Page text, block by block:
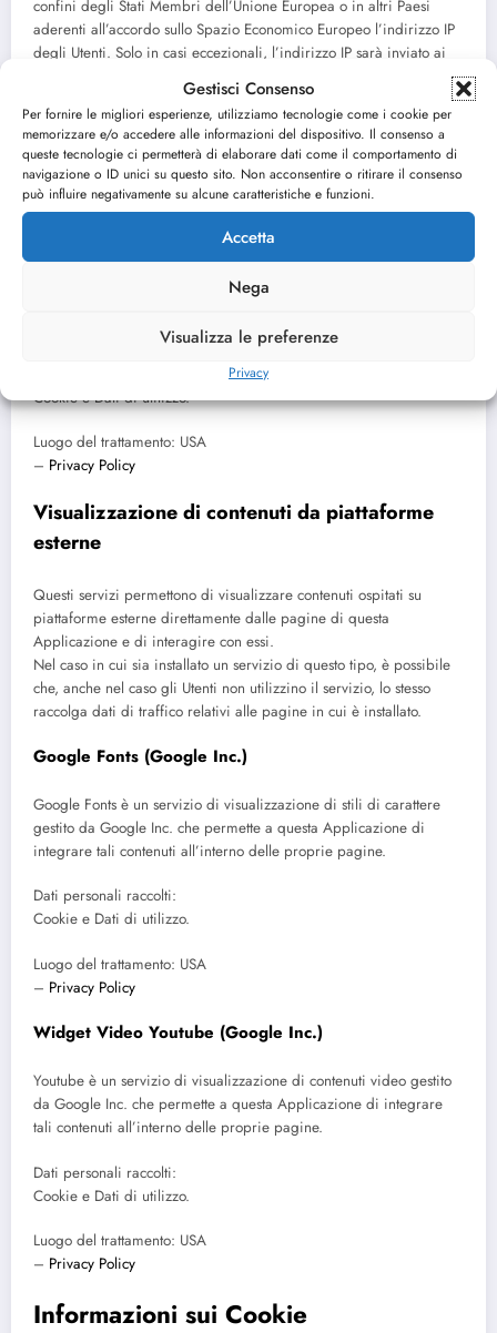
Gestisci Consenso
Per fornire le migliori esperienze, utilizziamo tecnologie come i cookie per
memorizzare e/o accedere alle informazioni del dispositivo. Il consenso a
queste tecnologie ci permetterà di elaborare dati come il comportamento di
navigazione o ID unici su questo sito. Non acconsentire o ritirare il consenso
può influire negativamente su alcune caratteristiche e funzioni.
Accetta
Nega
Visualizza le preferenze
Privacy
confini degli Stati Membri dell’Unione Europea o in altri Paesi
aderenti all’accordo sullo Spazio Economico Europeo l’indirizzo IP
degli Utenti. Solo in casi eccezionali, l’indirizzo IP sarà inviato ai
Dati personali raccolti:
Cookie e Dati di utilizzo.
Luogo del trattamento: USA
–Privacy Policy–Opt Out
Google Tag Manager (Google Inc.)
Cookie e Dati di utilizzo.
Luogo del trattamento: USA
– Privacy Policy
Visualizzazione di contenuti da piattaforme
esterne
Questi servizi permettono di visualizzare contenuti ospitati su
piattaforme esterne direttamente dalle pagine di questa
Applicazione e di interagire con essi.
Nel caso in cui sia installato un servizio di questo tipo, è possibile
che, anche nel caso gli Utenti non utilizzino il servizio, lo stesso
raccolga dati di traffico relativi alle pagine in cui è installato.
Google Fonts (Google Inc.)
Google Fonts è un servizio di visualizzazione di stili di carattere
gestito da Google Inc. che permette a questa Applicazione di
integrare tali contenuti all’interno delle proprie pagine.
Dati personali raccolti:
Cookie e Dati di utilizzo.
Luogo del trattamento: USA
– Privacy Policy
Widget Video Youtube (Google Inc.)
Youtube è un servizio di visualizzazione di contenuti video gestito
da Google Inc. che permette a questa Applicazione di integrare
tali contenuti all’interno delle proprie pagine.
Dati personali raccolti:
Cookie e Dati di utilizzo.
Luogo del trattamento: USA
– Privacy Policy
Informazioni sui Cookie